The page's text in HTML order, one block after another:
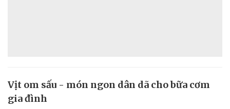
Vịt om sấu - món ngon dân dã cho bữa cơm
gia đình